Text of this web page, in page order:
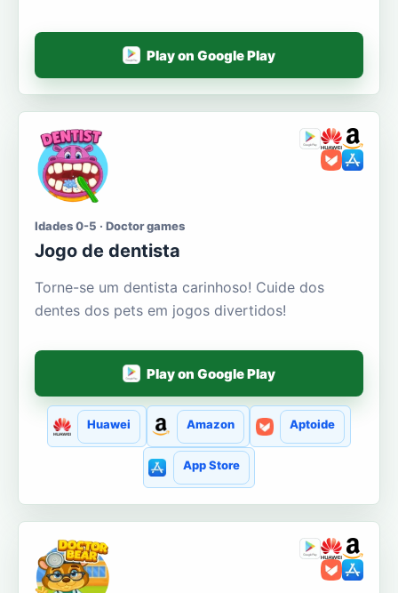
Play on Google Play
Idades 0-5 · Doctor games
Jogo de dentista
Torne-se um dentista carinhoso! Cuide dos
dentes dos pets em jogos divertidos!
Play on Google Play
Huawei Amazon Aptoide
App Store